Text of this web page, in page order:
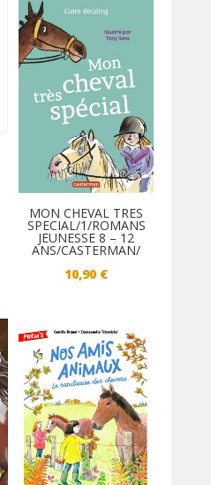
MON CHEVAL TRES
SPECIAL/1/ROMANS
JEUNESSE 8 – 12
ANS/CASTERMAN/
10,90 €